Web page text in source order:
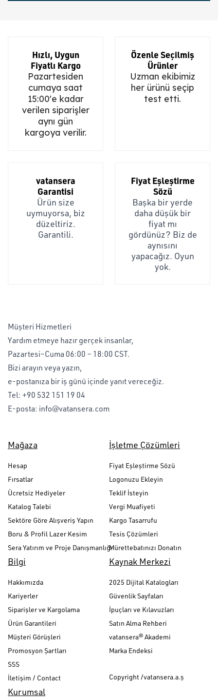
Hızlı, Uygun
Fiyatlı Kargo
Pazartesiden
cumaya saat
15:00'e kadar
verilen siparişler
aynı gün
kargoya verilir.
Özenle Seçilmiş
Ürünler
Uzman ekibimiz
her ürünü seçip
test etti.
vatansera
Garantisi
Ürün size
uymuyorsa, biz
düzeltiriz.
Garantili.
Fiyat Eşleştirme
Sözü
Başka bir yerde
daha düşük bir
fiyat mı
gördünüz? Biz de
aynısını
yapacağız. Oyun
yok.
Müşteri Hizmetleri
Yardım etmeye hazır gerçek insanlar,
Pazartesi–Cuma 06:00 – 18:00 CST.
Bizi arayın veya yazın,
e-postanıza bir iş günü içinde yanıt vereceğiz.
Tel: +90 532 151 19 04
E-posta: info@vatansera.com
Mağaza
Hesap
Fırsatlar
Ücretsiz Hediyeler
Katalog Talebi
Sektöre Göre Alışveriş Yapın
Boru & Profil Lazer Kesim
Sera Yatırım ve Proje Danışmanlığı
İşletme Çözümleri
Fiyat Eşleştirme Sözü
Logonuzu Ekleyin
Teklif İsteyin
Vergi Muafiyeti
Kargo Tasarrufu
Tesis Çözümleri
Mürettebatınızı Donatın
Bilgi
Hakkımızda
Kariyerler
Siparişler ve Kargolama
Ürün Garantileri
Müşteri Görüşleri
Promosyon Şartları
SSS
İletişim / Contact
Kaynak Merkezi
2025 Dijital Katalogları
Güvenlik Sayfaları
İpuçları ve Kılavuzları
Satın Alma Rehberi
vatansera® Akademi
Marka Endeksi
Copyright /vatansera.a.ş
Kurumsal